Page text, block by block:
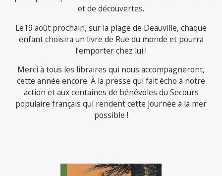
et de découvertes.
Le19 août prochain, sur la plage de Deauville, chaque
enfant choisira un livre de Rue du monde et pourra
l’emporter chez lui !
Merci à tous les libraires qui nous accompagneront,
cette année encore. À la presse qui fait écho à notre
action et aux centaines de bénévoles du Secours
populaire français qui rendent cette journée à la mer
possible !